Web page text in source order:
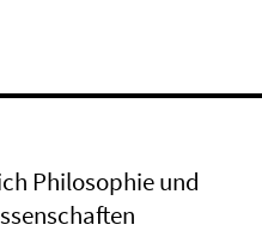
Philosophie und